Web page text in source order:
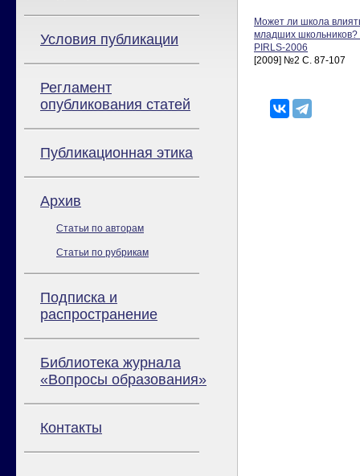
Условия публикации
Регламент
опубликования статей
Публикационная этика
Архив
Статьи по авторам
Статьи по рубрикам
Подписка и
распространение
Библиотека журнала
«Вопросы образования»
Контакты
Может ли школа
младших школьников?
PIRLS-2006
[2009] №2 С. 87-107